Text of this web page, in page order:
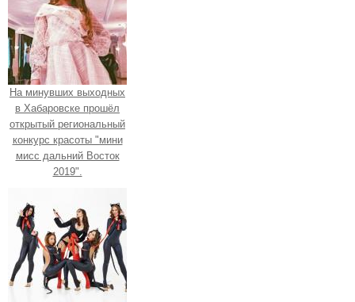
На минувших выходных
в Хабаровске прошёл
открытый региональный
конкурс красоты "мини
мисс дальний Восток
2019".